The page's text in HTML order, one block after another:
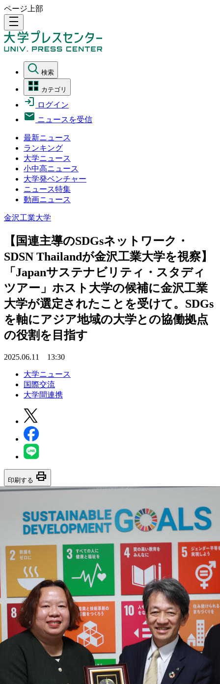
ページ上部
density_medium
検索
カテゴリ
ログイン
ニュースを受信
最新ニュース
ランキング
大学ニュース
小中高ニュース
大学発ベンチャー
ニュース特集
動画ニュース
金沢工業大学
【国連主導のSDGsネットワーク・
SDSN Thailandが金沢工業大学を視察】
「Japanサステナビリティ・スタディ
ツアー」ホスト大学の候補に金沢工業
大学が選定されたことを受けて。SDGs
を軸にアジア地域の大学との協働拠点
の役割を目指す
2025.06.11 13:30
大学ニュース
国際交流
大学間連携
印刷する print